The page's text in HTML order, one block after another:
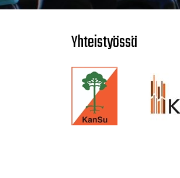
Yhteistyössä